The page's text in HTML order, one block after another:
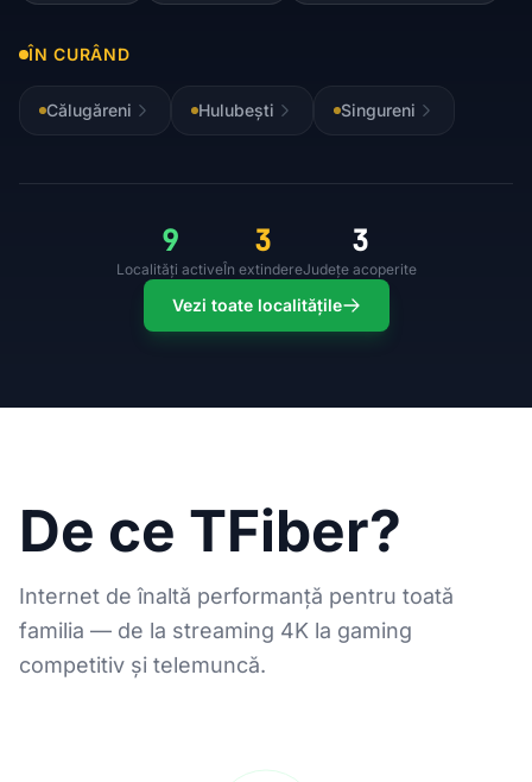
ÎN CURÂND
Călugăreni Hulubești Singureni
9
Localități active
3
În extindere
3
Județe acoperite
Vezi toate localitățile
De ce TFiber?
Internet de înaltă performanță pentru toată
familia — de la streaming 4K la gaming
competitiv și telemuncă.